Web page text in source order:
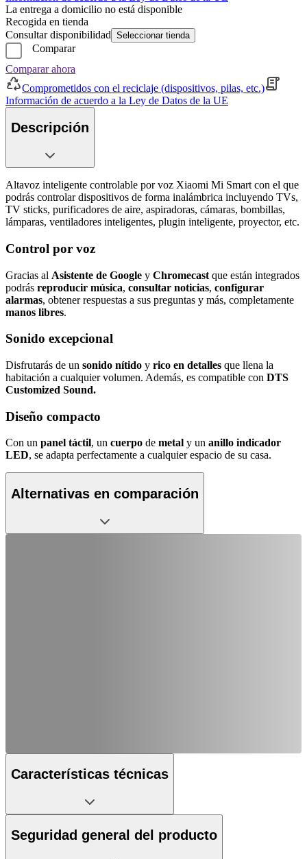
La entrega a domicilio no está disponible
Recogida en tienda
Consultar disponibilidad Seleccionar tienda
Comparar
Comparar ahora
Comprometidos con el reciclaje (dispositivos, pilas, etc.)
Información de acuerdo a la Ley de Datos de la UE
Descripción
Altavoz inteligente controlable por voz Xiaomi Mi Smart con el que
podrás controlar dispositivos de forma inalámbrica incluyendo TVs,
TV sticks, purificadores de aire, aspiradoras, cámaras, bombillas,
lámparas, ventiladores inteligentes, plugin inteligente, proyector, etc.
Control por voz
Gracias al Asistente de Google y Chromecast que están integrados
podrás reproducir música, consultar noticias, configurar
alarmas, obtener respuestas a sus preguntas y más, completamente
manos libres.
Sonido excepcional
Disfrutarás de un sonido nítido y rico en detalles que llena la
habitación a cualquier volumen. Además, es compatible con DTS
Customized Sound.
Diseño compacto
Con un panel táctil, un cuerpo de metal y un anillo indicador
LED, se adapta perfectamente a cualquier espacio de su casa.
Alternativas en comparación
Características técnicas
Seguridad general del producto